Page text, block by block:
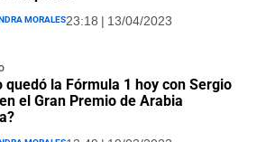
Morales23:18 | 13/04/2023
quedó la Fórmula 1 hoy con Sergio
el Gran Premio de Arabia